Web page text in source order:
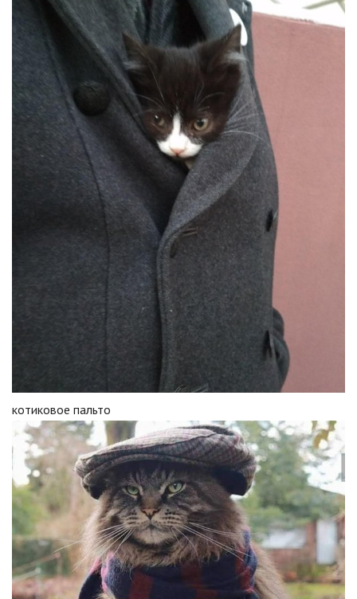
котиковое пальто